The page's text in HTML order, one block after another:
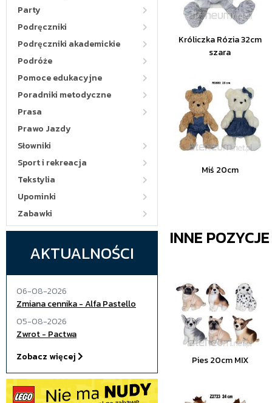
Party
Podręczniki
Podręczniki akademickie
Podróże
Pomoce edukacyjne
Poradniki metodyczne
Prasa
Prawo Jazdy
Słowniki
Sport i rekreacja
Tekstylia
Upominki
Zabawki
AKTUALNOŚCI
06-08-2026
Zmiana cennika - Alfa Pastello
05-08-2026
Zwrot - Pactwa
Zobacz więcej
Króliczka Rózia 32cm
szara
Miś 20cm
INNE
Pies 20cm MIX